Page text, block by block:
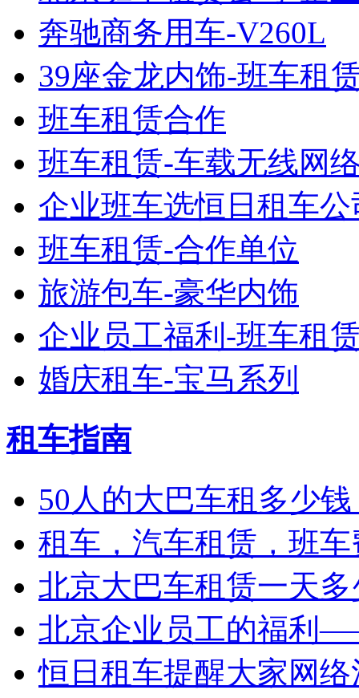
奔驰商务用车-V260L
39座金龙内饰-班车租
班车租赁合作
班车租赁-车载无线网
企业班车选恒日租车公
班车租赁-合作单位
旅游包车-豪华内饰
企业员工福利-班车租
婚庆租车-宝马系列
租车指南
50人的大巴车租多少
租车，汽车租赁，班
北京大巴车租赁一天
北京企业员工的福利
恒日租车提醒大家网